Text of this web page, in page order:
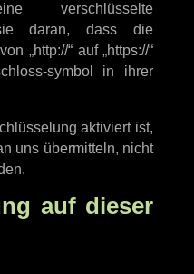
verschlüsselte
daran, dass die
„http://“ auf „https://“
symbol in ihrer
aktiviert ist,
uns übermitteln, nicht
auf dieser